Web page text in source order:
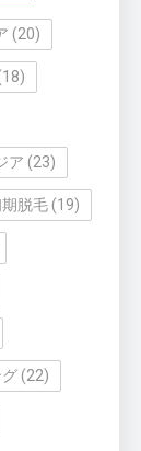
(20)
ア (23)
脱毛(19)
(22)